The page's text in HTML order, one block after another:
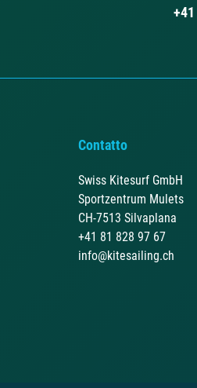
Contatto
Swiss Kitesurf GmbH
Sportzentrum Mulets
CH-7513 Silvaplana
+41 81 828 97 67
info@kitesailing.ch